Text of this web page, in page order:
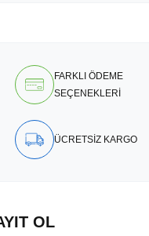
FARKLI ÖDEME
SEÇENEKLERİ
ÜCRETSİZ KARGO
OL